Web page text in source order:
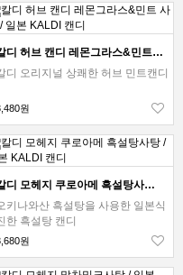
칼디 허브 캔디 레몬그라스&민트 사탕 / 일본 KALDI 캔디
디 오리지널 상쾌한 허브 민트캔디
원
칼디 모헤지 쿠로아메 흑설탕사탕 / 일본 KALDI 캔디
키나와산 흑설탕을 사용한 일본식
한 흑설탕 캔디
원